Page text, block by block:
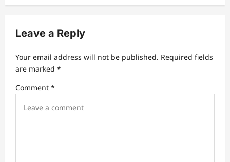
Leave a Reply
Your email address will not be published. Required fields
are marked *
Comment *